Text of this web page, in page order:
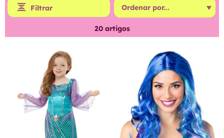
Filtrar
20artigos